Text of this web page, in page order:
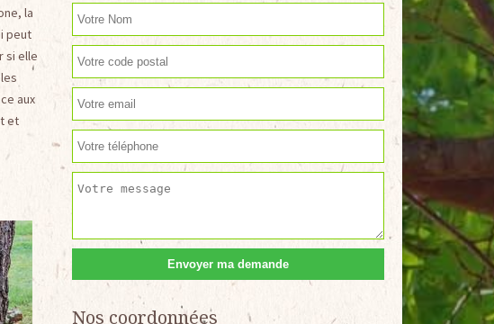
la
peut
si elle
aux
et
Nos coordonnées